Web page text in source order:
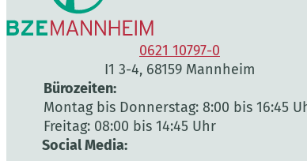
0621 10797-0
I1 3-4, 68159 Mannheim
Bürozeiten:
Montag bis Donnerstag: 8:00 bis 16:45
Freitag: 08:00 bis 14:45 Uhr
Social Media: